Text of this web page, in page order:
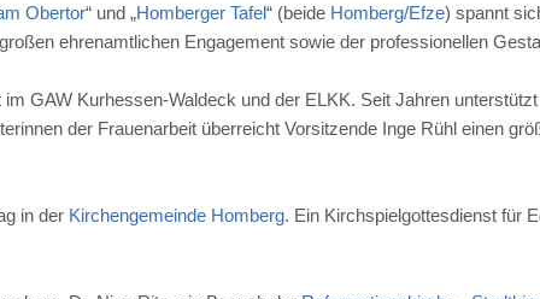
Obertor“ und „Homberger Tafel“ (beide Homberg/Efze) spannt
ehrenamtlichen Engagement sowie der professionellen
GAW Kurhessen-Waldeck und der ELKK. Seit Jahren
der Frauenarbeit überreicht Vorsitzende Inge Rühl einen
in der Kirchengemeinde Homberg. Ein Kirchspielgottesdienst für